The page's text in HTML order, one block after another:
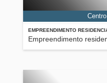
EMPREENDIMENTO
Empreendimento